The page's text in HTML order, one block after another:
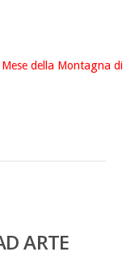
Mese della Montagna di
ARTE